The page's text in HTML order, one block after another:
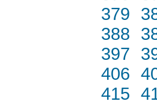
379
388
397
406
415